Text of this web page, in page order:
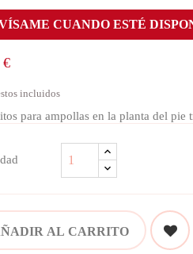
CUANDO ESTÉ
€
incluidos
para ampollas en la planta del pie
AL CARRITO